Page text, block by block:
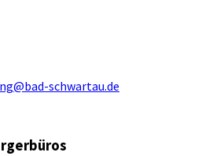
schwartau.de